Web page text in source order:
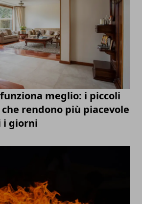
meglio: i piccoli
rendono più piacevole
giorni